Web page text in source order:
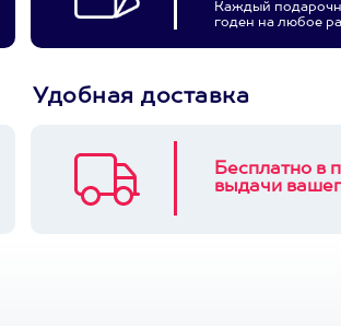
Каждый
годен на любое
Удобная доставка
Бесплатно в
выдачи